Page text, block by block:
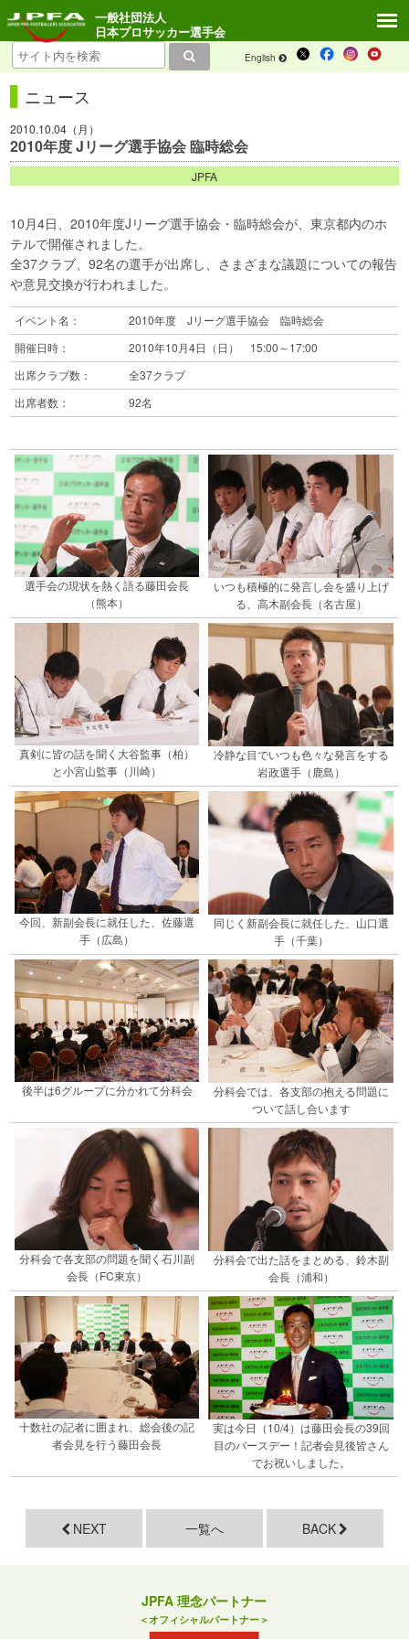
English
一般社団法人
日本プロサッカー選手会
ニュース
2010.10.04（月）
2010年度 Jリーグ選手協会 臨時総会
JPFA
10月4日、2010年度Jリーグ選手協会・臨時総会が、東京都内のホ
テルで開催されました。
全37クラブ、92名の選手が出席し、さまざまな議題についての報告
や意見交換が行われました。
イベント名：
2010年度 Jリーグ選手協会 臨時総会
開催日時：
2010年10月4日（日） 15:00～17:00
出席クラブ数：
全37クラブ
出席者数：
92名
選手会の現状を熱く語る藤田会長
（熊本）
いつも積極的に発言し会を盛り上げ
る、高木副会長（名古屋）
真剣に皆の話を聞く大谷監事（柏）
と小宮山監事（川崎）
冷静な目でいつも色々な発言をする
岩政選手（鹿島）
今回、新副会長に就任した、佐藤選
手（広島）
同じく新副会長に就任した、山口選
手（千葉）
後半は6グループに分かれて分科会
分科会では、各支部の抱える問題に
ついて話し合います
分科会で各支部の問題を聞く石川副
会長（FC東京）
分科会で出た話をまとめる、鈴木副
会長（浦和）
十数社の記者に囲まれ、総会後の記
者会見を行う藤田会長
実は今日（10/4）は藤田会長の39回
目のバースデー！記者会見後皆さん
でお祝いしました。
NEXT 一覧へ BACK
JPFA 理念パートナー
＜オフィシャルパートナー＞